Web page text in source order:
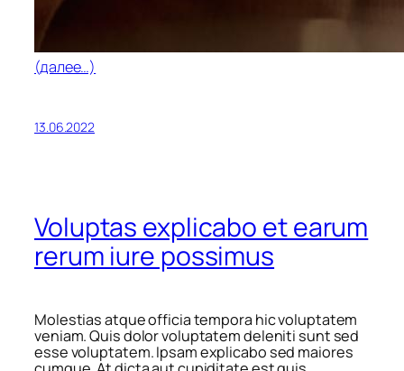
(далее…)
13.06.2022
Voluptas explicabo et earum
rerum iure possimus
Molestias atque officia tempora hic voluptatem
veniam. Quis dolor voluptatem deleniti sunt sed
esse voluptatem. Ipsam explicabo sed maiores